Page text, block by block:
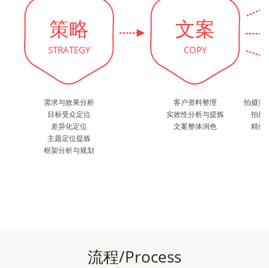
策略
STRATEGY
需求与效果分析
目标受众定位
差异化定位
主题定位提炼
框架分析与规划
文案
COPY
客户资料整理
实效性分析与提炼
文案整体润色
拍摄策
拍摄
精修
流程/Process